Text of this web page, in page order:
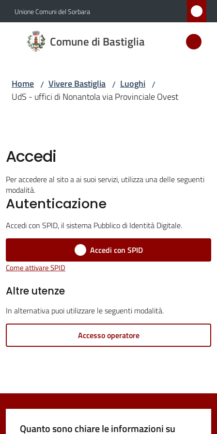
Vai al contenuto
Vai alla navigazione
Vai al footer
Unione Comuni del Sorbara
Comune di Bastiglia
Comune
di
Servizi
Vivere
Bastiglia
Tutti
argomenti...
su
Home / Vivere Bastiglia / Luoghi /
UdS - uffici di Nonantola via Provinciale Ovest
Accedi
Per accedere al sito a ai suoi servizi, utilizza una delle seguenti
modalità.
Autenticazione
Accedi con SPID, il sistema Pubblico di Identità Digitale.
Accedi con SPID
Come attivare SPID
Altre utenze
In alternativa puoi utilizzare le seguenti modalità.
Accesso operatore
Quanto sono chiare le informazioni su